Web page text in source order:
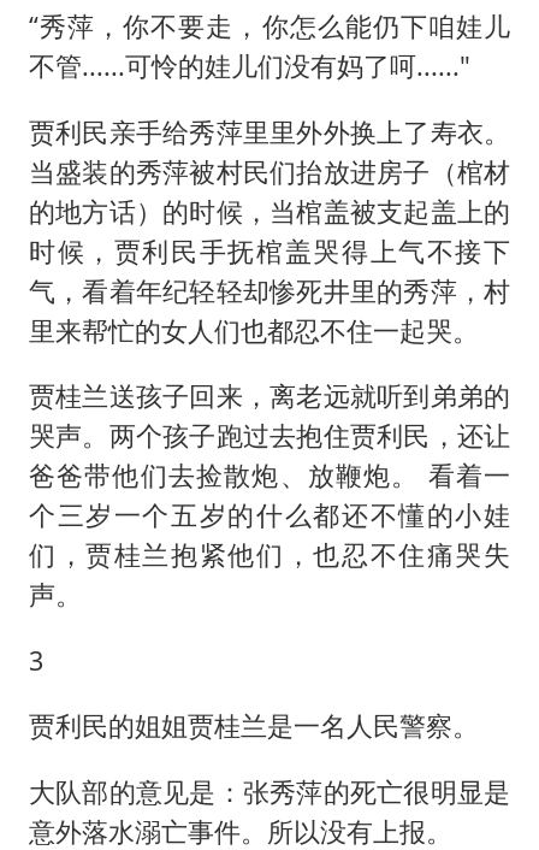
“秀萍，你不要走，你怎么能仍下咱娃儿
不管......可怜的娃儿们没有妈了呵......"
贾利民亲手给秀萍里里外外换上了寿衣。
当盛装的秀萍被村民们抬放进房子（棺材
的地方话）的时候，当棺盖被支起盖上的
时候，贾利民手抚棺盖哭得上气不接下
气，看着年纪轻轻却惨死井里的秀萍，村
里来帮忙的女人们也都忍不住一起哭。
贾桂兰送孩子回来，离老远就听到弟弟的
哭声。两个孩子跑过去抱住贾利民，还让
爸爸带他们去捡散炮、放鞭炮。 看着一
个三岁一个五岁的什么都还不懂的小娃
们，贾桂兰抱紧他们，也忍不住痛哭失
声。
3
贾利民的姐姐贾桂兰是一名人民警察。
大队部的意见是：张秀萍的死亡很明显是
意外落水溺亡事件。所以没有上报。